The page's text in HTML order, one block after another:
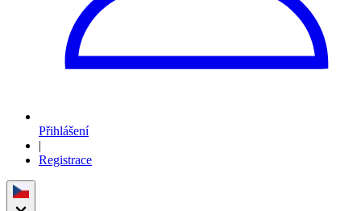
Přihlášení
|
Registrace